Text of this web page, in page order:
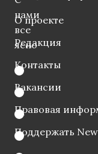
нами
все
ясно
О проекте
Редакция
Контакты
Вакансии
Правовая
Поддержать